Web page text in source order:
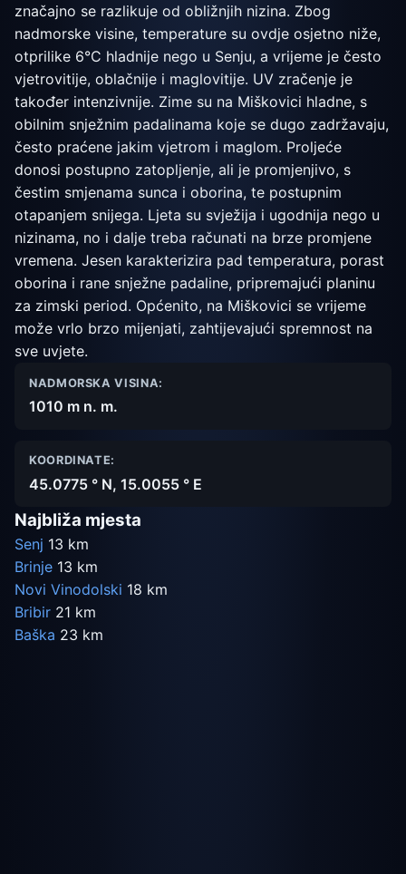
značajno se razlikuje od obližnjih nizina. Zbog
nadmorske visine, temperature su ovdje osjetno niže,
otprilike 6°C hladnije nego u Senju, a vrijeme je često
vjetrovitije, oblačnije i maglovitije. UV zračenje je
također intenzivnije. Zime su na Miškovici hladne, s
obilnim snježnim padalinama koje se dugo zadržavaju,
često praćene jakim vjetrom i maglom. Proljeće
donosi postupno zatopljenje, ali je promjenjivo, s
čestim smjenama sunca i oborina, te postupnim
otapanjem snijega. Ljeta su svježija i ugodnija nego u
nizinama, no i dalje treba računati na brze promjene
vremena. Jesen karakterizira pad temperatura, porast
oborina i rane snježne padaline, pripremajući planinu
za zimski period. Općenito, na Miškovici se vrijeme
može vrlo brzo mijenjati, zahtijevajući spremnost na
sve uvjete.
NADMORSKA VISINA:
1010 m n. m.
KOORDINATE:
45.0775 ° N, 15.0055 ° E
Najbliža mjesta
Senj 13 km
Brinje 13 km
Novi Vinodolski 18 km
Bribir 21 km
Baška 23 km